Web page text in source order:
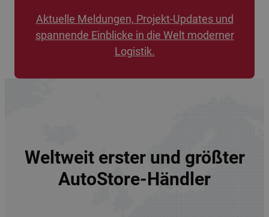
Aktuelle Meldungen, Projekt-Updates und
spannende Einblicke in die Welt moderner
Logistik.
Weltweit erster und größter
AutoStore-Händler